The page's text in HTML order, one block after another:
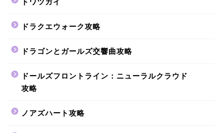
トワツガイ
ドラクエウォーク攻略
ドラゴンとガールズ交響曲攻略
ドールズフロントライン：ニューラルクラウド
攻略
ノアズハート攻略